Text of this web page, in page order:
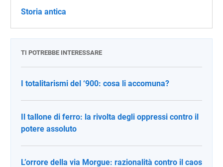
Storia antica
TI POTREBBE INTERESSARE
I totalitarismi del ‘900: cosa li accomuna?
Il tallone di ferro: la rivolta degli oppressi contro il
potere assoluto
L’orrore della via Morgue: razionalità contro il caos